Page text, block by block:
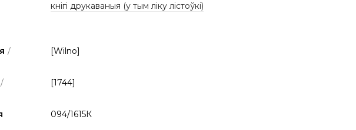
кнігі друкаваныя (у тым ліку лістоўкі)
/
[Wilno]
/
[1744]
094/1615К